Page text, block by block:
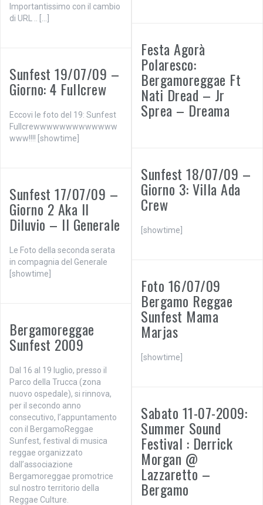
Importantissimo con il cambio
di URL .. […]
Festa Agorà
Polaresco:
Bergamoreggae Ft
Nati Dread – Jr
Sprea – Dreama
Sunfest 19/07/09 –
Giorno: 4 Fullcrew
Eccovi le foto del 19: Sunfest
Fullcrewwwwwwwwwwwww
www!!!! [showtime]
Sunfest 18/07/09 –
Giorno 3: Villa Ada
Crew
[showtime]
Sunfest 17/07/09 –
Giorno 2 Aka Il
Diluvio – Il Generale
Le Foto della seconda serata
in compagnia del Generale
[showtime]
Foto 16/07/09
Bergamo Reggae
Sunfest Mama
Marjas
[showtime]
Bergamoreggae
Sunfest 2009
Dal 16 al 19 luglio, presso il
Parco della Trucca (zona
nuovo ospedale), si rinnova,
per il secondo anno
consecutivo, l’appuntamento
con il BergamoReggae
Sunfest, festival di musica
reggae organizzato
dall’associazione
Bergamoreggae promotrice
sul nostro territorio della
Reggae Culture.
Sabato 11-07-2009:
Summer Sound
Festival : Derrick
Morgan @
Lazzaretto –
Bergamo